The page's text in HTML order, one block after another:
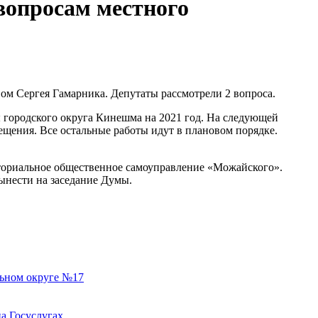
местного
Сергея Гамарника. Депутаты рассмотрели 2 вопроса.
округа Кинешма на 2021 год. На следующей
Все остальные работы идут в плановом порядке.
общественное самоуправление «Можайского».
на заседание Думы.
округе №17
Госуслугах